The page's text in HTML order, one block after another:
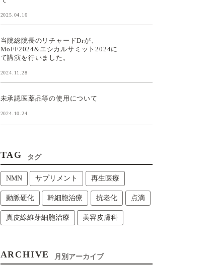
2025.04.16
当院総院長のリチャードDrが、
MoFF2024&エシカルサミット2024に
て講演を行いました。
2024.11.28
未承認医薬品等の使用について
2024.10.24
TAG タグ
NMN サプリメント 再生医療
動脈硬化 幹細胞治療 抗老化 点滴
真皮線維芽細胞治療 美容皮膚科
ARCHIVE 月別アーカイブ